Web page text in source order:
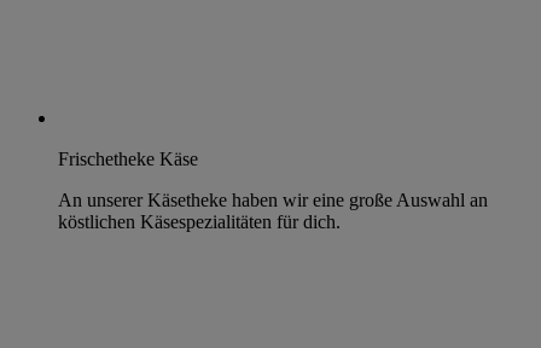
Frischetheke Käse
An unserer Käsetheke haben wir eine große Auswahl an
köstlichen Käsespezialitäten für dich.